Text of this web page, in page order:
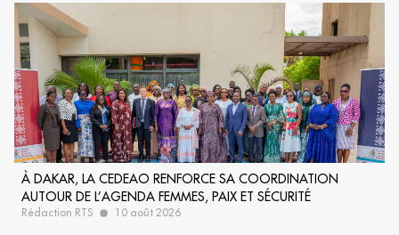
À DAKAR, LA CEDEAO RENFORCE SA COORDINATION
AUTOUR DE L’AGENDA FEMMES, PAIX ET SÉCURITÉ
Rédaction RTS 10 août 2026